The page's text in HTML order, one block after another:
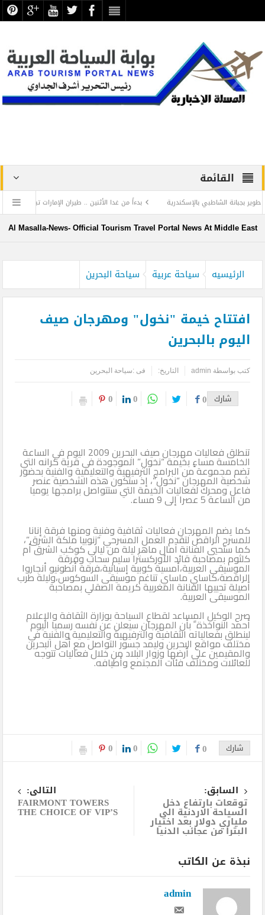
القائمة
الشاطبي بالإسكندرية
بدءاً من غدا الأثنين .. طيران الإمارات تبدأ في استخدام
عن الحضارة ترفض الرد المستفز لبطلة كليوباترا وتصدر بيانها الثاني
Al Masalla-News- Official Tourism Travel Portal News At Middle East
الرئيسيه سياحة عربية سياحة البحرين
افتتاح خيمة "نخول" ومهرجان صيف
اليوم بالبحرين
كتب بواسطة admin التاريخ: فى :سياحة البحرين
شارك 0
0
0
تنطلق فعاليات مهرجان صيف البحرين 2009 اليوم في الساعة
الخامسة مساءٍ بخيمة “نخول” الموجودة في قرية كرانه التي
تضم مجموعة من البرامج الترفيهية والتعليمية والفنية بحضور
شخصية المهرجان “نخول”، إذ ستكون هذه الشخصية عنصر
فاعل ومحرك لفعاليات الخيمة التي ستتواصل برامجها يوميا
من الساعة 5 عصرا إلى 9 مساء.
كما يضم المهرجان فعاليات ثقافية وفنية ومنها فرقة إنانا
للمسرح الراقص لتقدم العمل المسرحي “زنوبيا ملكة الشرق”،
كما ستحيي الفنانة آمال ماهر ليلة من ليالي كوكب الشرق أم
كلثوم بمصاحبة قائد الأوركسترا سليم سحاب وفرقة
الموسيقى العربية،أمسية كوبية إسبانية،فرقة أنطونيو أنجاروا
الراقصة،كاساي ماساي تناغم موسيقى السوكوس،وليلة طرب
أصيلة تحييها الفنانة المغربية كريمة الصقلي بمصاحبة
الموسيقى العربية.
صرح الوكيل المساعد لقطاع السياحة بوزارة الثقافة والإعلام
أحمد النواخذة ً بأن المهرجان سيعلن عن نفسه رسميا اليوم
لينطلق بفعالياته الثقافية والترفيهية والتعليمية والفنية في
مختلف مواقع البحرين وليمد جسور التواصل مع أهل البحرين
والمقيمين على أرضها وزوار البلاد من خلال فعاليات تتوجه
للعائلات ومختلف فئات المجتمع وأطيافه.
شارك 0
0
0
السابق:
توقعات بارتفاع دخل
السياحة الاردنية الى
ملياري دولار بعد اختيار
البترا من عجائب الدنيا
التالى:
FAIRMONT TOWERS
THE CHOICE OF VIP’S
نبذة عن الكاتب
admin